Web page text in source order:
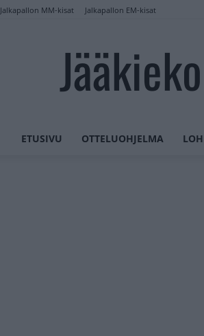
Jalkapallon MM-kisat Jalkapallon EM-kisat
ETUSIVU OTTELUOHJELMA